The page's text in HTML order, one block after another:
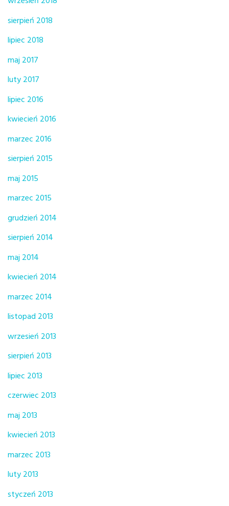
sierpień 2018
lipiec 2018
maj 2017
luty 2017
lipiec 2016
kwiecień 2016
marzec 2016
sierpień 2015
maj 2015
marzec 2015
grudzień 2014
sierpień 2014
maj 2014
kwiecień 2014
marzec 2014
listopad 2013
wrzesień 2013
sierpień 2013
lipiec 2013
czerwiec 2013
maj 2013
kwiecień 2013
marzec 2013
luty 2013
styczeń 2013